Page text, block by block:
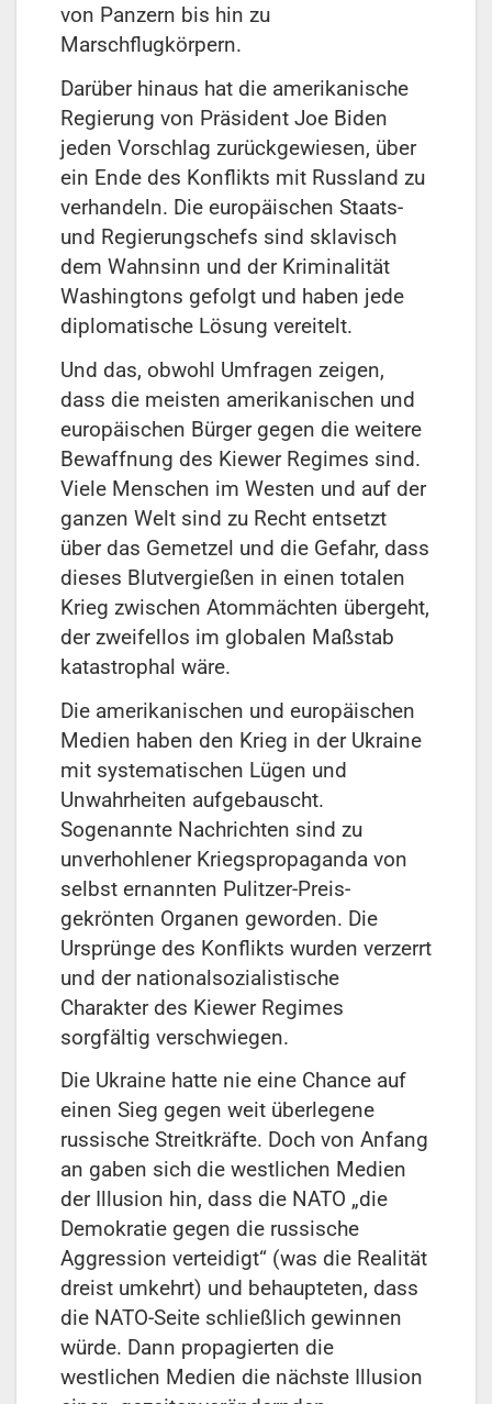
von Panzern bis hin zu
Marschflugkörpern.
Darüber hinaus hat die amerikanische
Regierung von Präsident Joe Biden
jeden Vorschlag zurückgewiesen, über
ein Ende des Konflikts mit Russland zu
verhandeln. Die europäischen Staats-
und Regierungschefs sind sklavisch
dem Wahnsinn und der Kriminalität
Washingtons gefolgt und haben jede
diplomatische Lösung vereitelt.
Und das, obwohl Umfragen zeigen,
dass die meisten amerikanischen und
europäischen Bürger gegen die weitere
Bewaffnung des Kiewer Regimes sind.
Viele Menschen im Westen und auf der
ganzen Welt sind zu Recht entsetzt
über das Gemetzel und die Gefahr, dass
dieses Blutvergießen in einen totalen
Krieg zwischen Atommächten übergeht,
der zweifellos im globalen Maßstab
katastrophal wäre.
Die amerikanischen und europäischen
Medien haben den Krieg in der Ukraine
mit systematischen Lügen und
Unwahrheiten aufgebauscht.
Sogenannte Nachrichten sind zu
unverhohlener Kriegspropaganda von
selbst ernannten Pulitzer-Preis-
gekrönten Organen geworden. Die
Ursprünge des Konflikts wurden verzerrt
und der nationalsozialistische
Charakter des Kiewer Regimes
sorgfältig verschwiegen.
Die Ukraine hatte nie eine Chance auf
einen Sieg gegen weit überlegene
russische Streitkräfte. Doch von Anfang
an gaben sich die westlichen Medien
der Illusion hin, dass die NATO „die
Demokratie gegen die russische
Aggression verteidigt“ (was die Realität
dreist umkehrt) und behaupteten, dass
die NATO-Seite schließlich gewinnen
würde. Dann propagierten die
westlichen Medien die nächste Illusion